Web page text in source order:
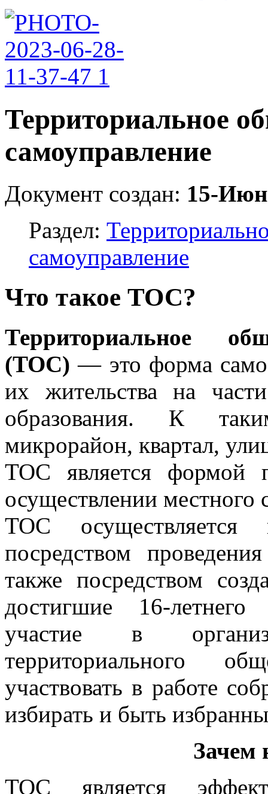
Территориальное
самоуправление
Документ создан: 15-
Раздел:
самоуправление
Что такое ТОС?
Территориальное
(ТОС) — это форма
их жительства на
образования. К
микрорайон, квартал,
ТОС является формой
осуществлении местного
ТОС осуществляется
посредством
также посредством
достигшие 16-
участие в
территориального
участвовать в работе
избирать и быть
Зачем
ТОС является